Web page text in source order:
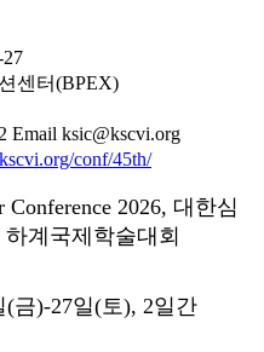
27
센터(BPEX)
Email ksic@kscvi.org
conf/45th/
Conference 2026, 대한심
계국제학술대회
(금)-27일(토), 2일간